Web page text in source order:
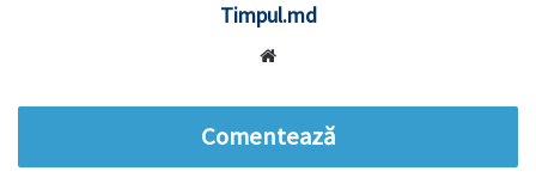
Timpul.md
Comentează